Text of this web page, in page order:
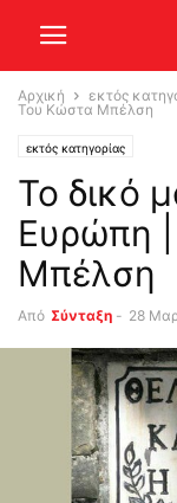
Αρχική εκτός
Του Κώστα Μπέλση
εκτός κατηγορίας
Το δικό
Ευρώπη
Μπέλση
Από Σύνταξη - 28